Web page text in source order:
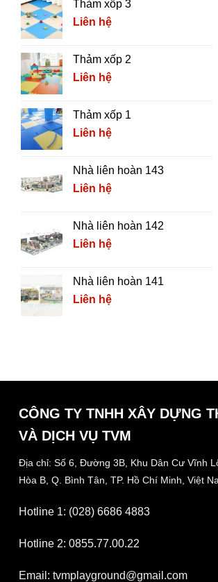
Thảm xốp 3
Liên hệ
Thảm xốp 2
Liên hệ
Thảm xốp 1
Liên hệ
Nhà liên hoàn 143
Liên hệ
Nhà liên hoàn 142
Liên hệ
Nhà liên hoàn 141
Liên hệ
CÔNG TY TNHH XÂY DỰNG
VÀ DỊCH VỤ TVM
Địa chỉ: Số 6, Đường 3B, Khu Dân Cư Vĩnh
Hòa B, Q. Bình Tân, TP. Hồ Chí Minh, Việt
Hotline 1: (028) 6686 4883
Hotline 2: 0855.77.00.22
Email: tvmplayground@gmail.com